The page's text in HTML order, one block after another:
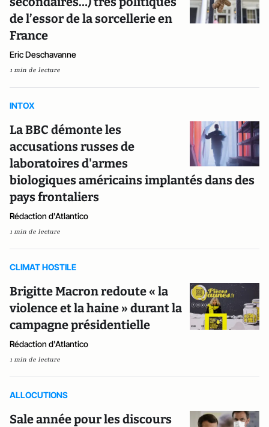
de l’essor de la sorcellerie en
France
Eric Deschavanne
1 min de lecture
INTOX
La BBC démonte les
accusations russes de
laboratoires d'armes
biologiques américains implantés dans des
pays frontaliers
Rédaction d'Atlantico
1 min de lecture
CLIMAT HOSTILE
Brigitte Macron redoute « la
violence et la haine » durant la
campagne présidentielle
Rédaction d'Atlantico
1 min de lecture
ALLOCUTIONS
Sale année pour les discours